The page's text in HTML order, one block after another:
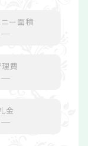
ー面積
─
費
─
金
─